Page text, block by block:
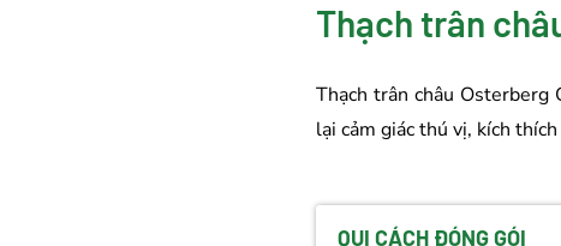
Thạch trân
Thạch trân châu
lại cảm giác thú vị, kích
QUI CÁCH ĐÓNG GÓI